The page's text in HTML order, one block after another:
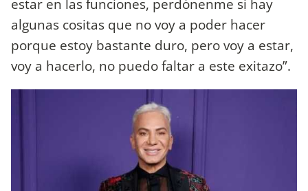
algunas cositas que no voy a poder hacer
porque estoy bastante duro, pero voy a estar,
voy a hacerlo, no puedo faltar a este exitazo”.